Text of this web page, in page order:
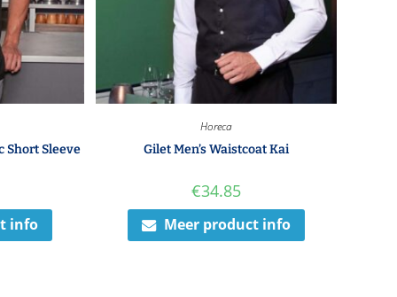
Short Sleeve
info
Horeca
Gilet Men’s Waistcoat Kai
€34.85
Meer product info